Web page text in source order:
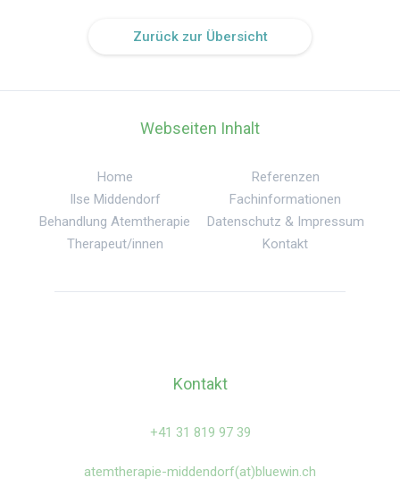
Zurück zur Übersicht
Webseiten Inhalt
Home
Ilse Middendorf
Behandlung Atemtherapie
Therapeut/innen
Referenzen
Fachinformationen
Datenschutz & Impressum
Kontakt
Kontakt
‍+41 31 819 97 39
atemtherapie-middendorf(at)bluewin.ch